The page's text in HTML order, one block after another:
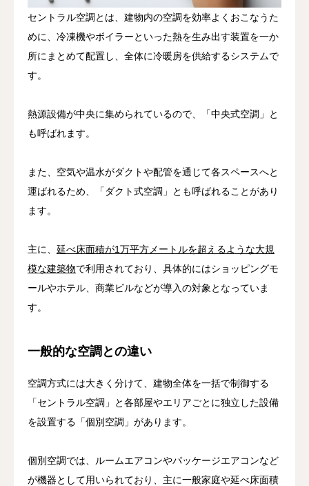
セントラル空調とは、建物内の空調を効率よくおこなうた
めに、冷凍機やボイラーといった熱を生み出す装置を一か
所にまとめて配置し、全体に冷暖房を供給するシステムで
す。
熱源設備が中央に集められているので、「中央式空調」と
も呼ばれます。
また、空気や温水がダクトや配管を通じて各スペースへと
運ばれるため、「ダクト式空調」とも呼ばれることがあり
ます。
主に、 延べ床面積が1万平方メートルを超えるような大規
模な建築物で利用されており、具体的にはショッピングモ
ールやホテル、商業ビルなどが導入の対象となっていま
す。
一般的な空調との違い
空調方式には大きく分けて、建物全体を一括で制御する
「セントラル空調」と各部屋やエリアごとに独立した設備
を設置する「個別空調」があります。
個別空調では、ルームエアコンやパッケージエアコンなど
が機器として用いられており、主に一般家庭や延べ床面積